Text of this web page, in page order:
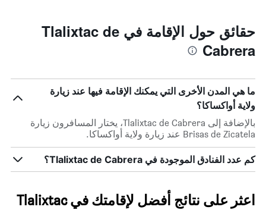
حقائق حول الإقامة في Tlalixtac de
Cabrera
ما هي المدن الأخرى التي يمكنك الإقامة فيها عند زيارة
ولاية أواكساكا؟
بالإضافة إلى Tlalixtac de Cabrera، يختار المسافرون زيارة
Brisas de Zicatela عند زيارة ولاية أواكساكا.
كم عدد الفنادق الموجودة في Tlalixtac de Cabrera؟
اعثر على نتائج أفضل لإقامتك في Tlalixtac